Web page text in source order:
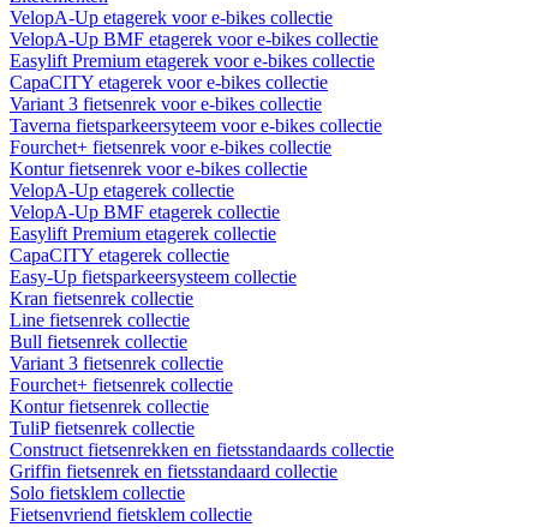
VelopA-Up etagerek voor e-bikes collectie
VelopA-Up BMF etagerek voor e-bikes collectie
Easylift Premium etagerek voor e-bikes collectie
CapaCITY etagerek voor e-bikes collectie
Variant 3 fietsenrek voor e-bikes collectie
Taverna fietsparkeersyteem voor e-bikes collectie
Fourchet+ fietsenrek voor e-bikes collectie
Kontur fietsenrek voor e-bikes collectie
VelopA-Up etagerek collectie
VelopA-Up BMF etagerek collectie
Easylift Premium etagerek collectie
CapaCITY etagerek collectie
Easy-Up fietsparkeersysteem collectie
Kran fietsenrek collectie
Line fietsenrek collectie
Bull fietsenrek collectie
Variant 3 fietsenrek collectie
Fourchet+ fietsenrek collectie
Kontur fietsenrek collectie
TuliP fietsenrek collectie
Construct fietsenrekken en fietsstandaards collectie
Griffin fietsenrek en fietsstandaard collectie
Solo fietsklem collectie
Fietsenvriend fietsklem collectie